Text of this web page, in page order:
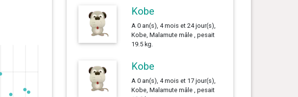
Kobe
A 0 an(s), 4 mois et 24 jour(s),
Kobe, Malamute mâle , pesait
19.5 kg.
Kobe
A 0 an(s), 4 mois et 17 jour(s),
Kobe, Malamute mâle , pesait